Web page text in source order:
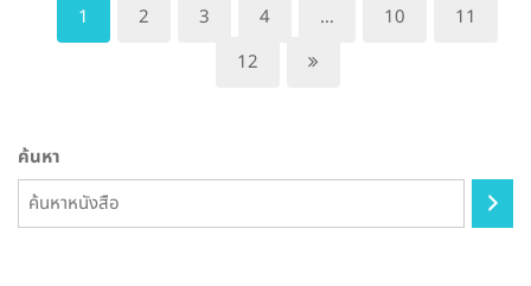
1 2 3 4 … 10
11
12
ค้นหา